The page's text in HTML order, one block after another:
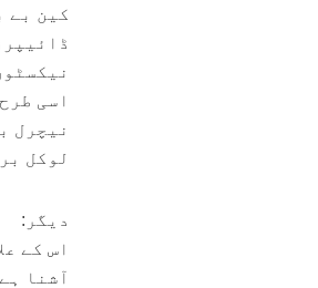
کین بے
اسی
نیچرل
لوکل
دیگر:
اس کے
آشنا